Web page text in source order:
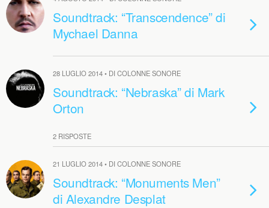
Soundtrack: “Transcendence” di
Mychael Danna
28 LUGLIO 2014 • DI COLONNE SONORE
Soundtrack: “Nebraska” di Mark
Orton
2 RISPOSTE
21 LUGLIO 2014 • DI COLONNE SONORE
Soundtrack: “Monuments Men”
di Alexandre Desplat